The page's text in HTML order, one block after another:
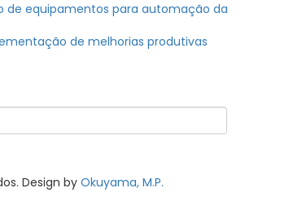
de equipamentos para automação da
de melhorias produtivas
Design by Okuyama, M.P.